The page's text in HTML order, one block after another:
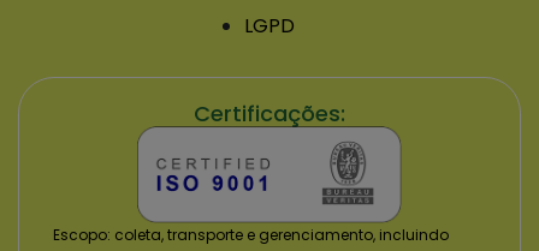
LGPD
Certificações:
Escopo: coleta, transporte e gerenciamento, incluindo